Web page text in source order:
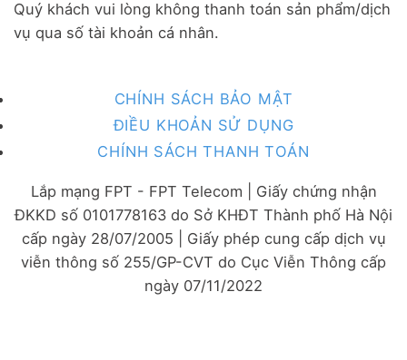
Quý khách vui lòng không thanh toán sản phẩm/dịch
vụ qua số tài khoản cá nhân.
CHÍNH SÁCH BẢO MẬT
ĐIỀU KHOẢN SỬ DỤNG
CHÍNH SÁCH THANH TOÁN
Lắp mạng FPT - FPT Telecom | Giấy chứng nhận
ĐKKD số 0101778163 do Sở KHĐT Thành phố Hà Nội
cấp ngày 28/07/2005 | Giấy phép cung cấp dịch vụ
viễn thông số 255/GP-CVT do Cục Viễn Thông cấp
ngày 07/11/2022